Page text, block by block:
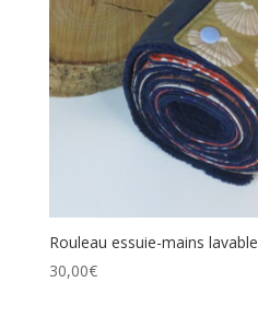
Rouleau essuie-mains lavable
30,00€